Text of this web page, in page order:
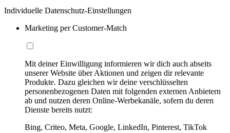
Individuelle Datenschutz-Einstellungen
Marketing per Customer-Match
Mit deiner Einwilligung informieren wir dich auch abseits
unserer Website über Aktionen und zeigen dir relevante
Produkte. Dazu gleichen wir deine verschlüsselten
personenbezogenen Daten mit folgenden externen Anbietern
ab und nutzen deren Online-Werbekanäle, sofern du deren
Dienste bereits nutzt:
Bing, Criteo, Meta, Google, LinkedIn, Pinterest, TikTok